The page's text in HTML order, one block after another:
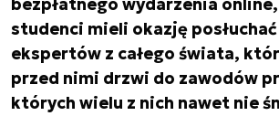
studenci mieli okazję
ekspertów z całego świata,
przed nimi drzwi do zawodów
których wielu z nich nawet nie